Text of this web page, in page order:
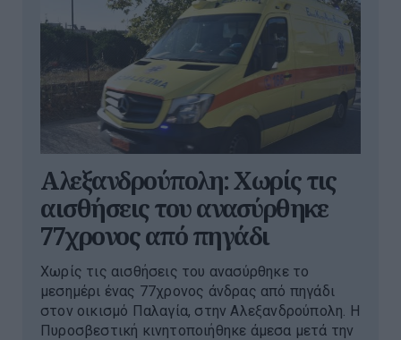
Αλεξανδρούπολη: Χωρίς τις
αισθήσεις του ανασύρθηκε
77χρονος από πηγάδι
Χωρίς τις αισθήσεις του ανασύρθηκε το
μεσημέρι ένας 77χρονος άνδρας από πηγάδι
στον οικισμό Παλαγία, στην Αλεξανδρούπολη. Η
Πυροσβεστική κινητοποιήθηκε άμεσα μετά την